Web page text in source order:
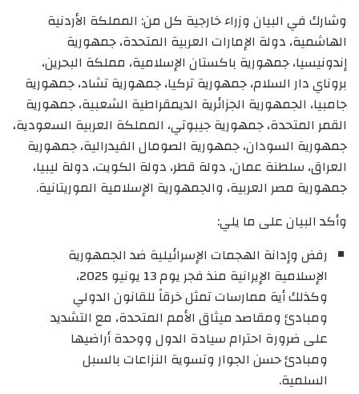
وشارك في البيان وزراء خارجية كل من: المملكة الأردنية
الهاشمية، دولة الإمارات العربية المتحدة، جمهورية
إندونيسيا، جمهورية باكستان الإسلامية، مملكة البحرين،
بروناي دار السلام، جمهورية تركيا، جمهورية تشاد، جمهورية
جامبيا، الجمهورية الجزائرية الديمقراطية الشعبية، جمهورية
القمر المتحدة، جمهورية جيبوتي، المملكة العربية السعودية،
جمهورية السودان، جمهورية الصومال الفيدرالية، جمهورية
العراق، سلطنة عمان، دولة قطر، دولة الكويت، دولة ليبيا،
جمهورية مصر العربية، والجمهورية الإسلامية الموريتانية.
وأكد البيان على ما يلي:
رفض وإدانة الهجمات الإسرائيلية ضد الجمهورية
الإسلامية الإيرانية منذ فجر يوم 13 يونيو 2025،
وكذلك أية ممارسات تمثل خرقاً للقانون الدولي
ومبادئ ومقاصد ميثاق الأمم المتحدة، مع التشديد
على ضرورة احترام سيادة الدول ووحدة أراضيها
ومبادئ حسن الجوار وتسوية النزاعات بالسبل
السلمية.